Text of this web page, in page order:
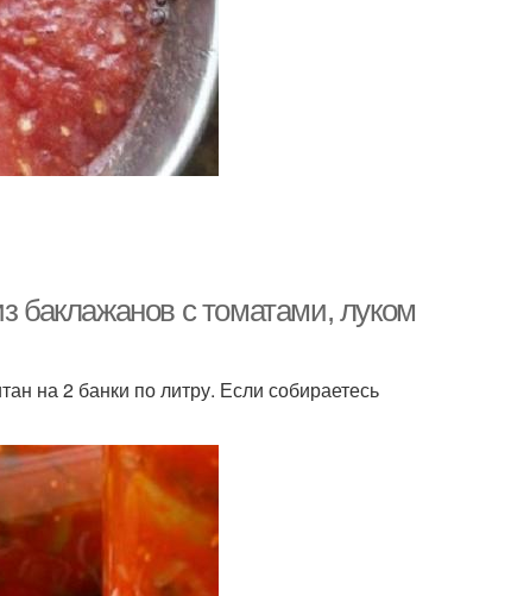
баклажанов с томатами, луком
на 2 банки по литру. Если собираетесь